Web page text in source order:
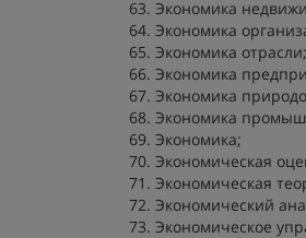
Экономика
Экономика
Экономика отрасли;
Экономика
Экономика
Экономика
Экономика;
Экономическая
Экономическая
Экономический
Экономическое